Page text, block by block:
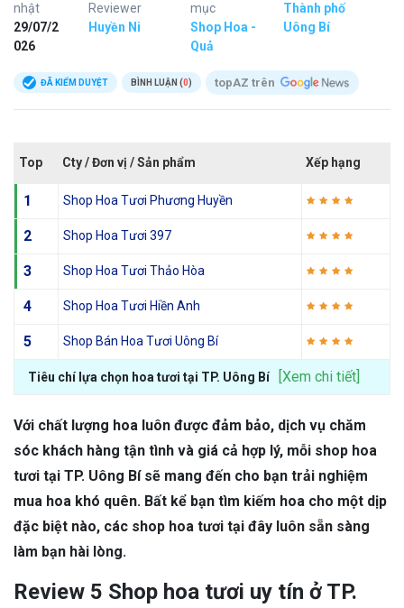
nhật
29/07/2
026
Reviewer
Huyền Ni
mục
Shop Hoa -
Quả
Thành phố
Uông Bí
ĐÃ KIỂM DUYỆT BÌNH LUẬN (0) topAZ trên
Top Cty / Đơn vị / Sản phẩm Xếp hạng
1 Shop Hoa Tươi Phương Huyền
2 Shop Hoa Tươi 397
3 Shop Hoa Tươi Thảo Hòa
4 Shop Hoa Tươi Hiền Anh
5 Shop Bán Hoa Tươi Uông Bí
Tiêu chí lựa chọn hoa tươi tại TP. Uông Bí [Xem chi tiết]
Với chất lượng hoa luôn được đảm bảo, dịch vụ chăm
sóc khách hàng tận tình và giá cả hợp lý, mỗi shop hoa
tươi tại TP. Uông Bí sẽ mang đến cho bạn trải nghiệm
mua hoa khó quên. Bất kể bạn tìm kiếm hoa cho một dịp
đặc biệt nào, các shop hoa tươi tại đây luôn sẵn sàng
làm bạn hài lòng.
Review 5 Shop hoa tươi uy tín ở TP.